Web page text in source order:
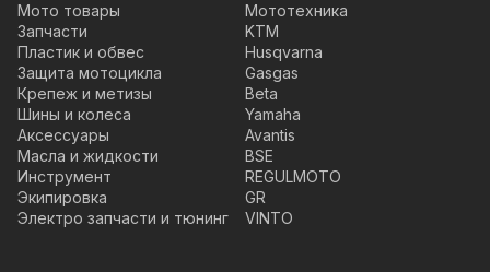
Мото товары
Запчасти
Пластик и обвес
Защита мотоцикла
Крепеж и метизы
Шины и колеса
Аксессуары
Масла и жидкости
Инструмент
Экипировка
Электро запчасти и тюнинг
Мототехника
KTM
Husqvarna
Gasgas
Beta
Yamaha
Avantis
BSE
REGULMOTO
GR
VINTO